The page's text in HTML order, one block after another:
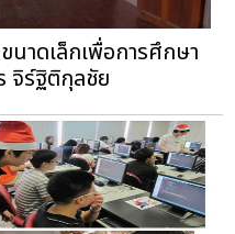
นาดเล็กเพื่อการศึกษา
จิร์ฐิติกุลชัย